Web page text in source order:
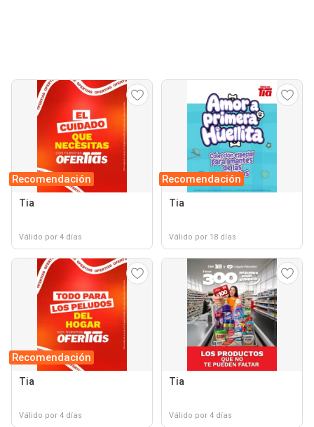
Recomendación
Tia
Válido por 4 días
Recomendación
Tia
Válido por 18 días
Recomendación
Tia
Válido por 4 días
Tia
Válido por 4 días